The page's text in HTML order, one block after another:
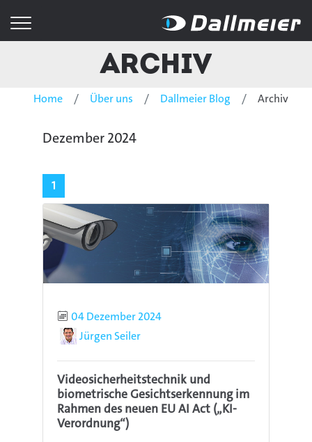
Archiv
Home Über uns Dallmeier Blog Archiv
Dezember 2024
1
Publiziert
04 Dezember 2024
AutorJürgen Seiler
Videosicherheitstechnik und
biometrische Gesichtserkennung im
Rahmen des neuen EU AI Act („KI-
Verordnung“)